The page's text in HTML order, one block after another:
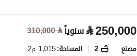
⃁250,000 سنوياً⃁
310,000
مصنع 2 المساحة:1,015 م2